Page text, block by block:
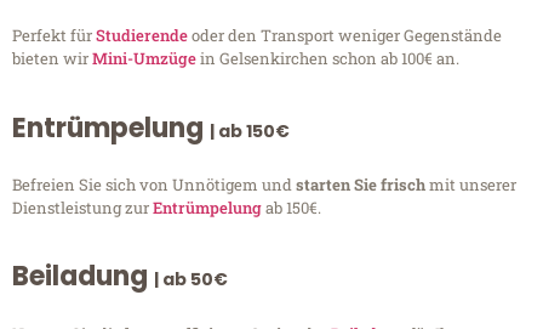
Perfekt fürStudierendeoder den Transport weniger Gegenstände
bieten wirMini-Umzügein Gelsenkirchen schon ab 100€ an.
Entrümpelung | ab 150€
Befreien Sie sich von Unnötigem undstarten Sie frischmit unserer
Dienstleistung zurEntrümpelungab 150€.
Beiladung | ab 50€